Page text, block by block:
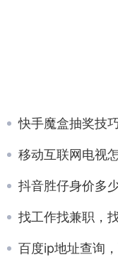
快手魔盒抽奖技巧
移动互联网电视怎么看央
抖音胜仔身价多
找工作找兼职，找
百度ip地址查询